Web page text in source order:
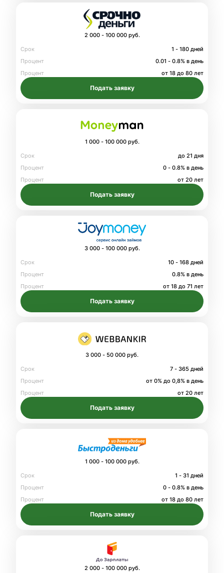
2 000 - 100 000 руб.
Срок
1 - 180 дней
Процент
0.01 - 0.8% в день
Процент
от 18 до 80 лет
Подать заявку
1 000 - 100 000 руб.
Срок
до 21 дня
Процент
0 - 0.8% в день
Процент
от 20 лет
Подать заявку
3 000 - 100 000 руб.
Срок
10 - 168 дней
Процент
0.8% в день
Процент
от 18 до 71 лет
Подать заявку
3 000 - 50 000 руб.
Срок
7 - 365 дней
Процент
от 0% до 0,8% в день
Процент
от 20 лет
Подать заявку
1 000 - 100 000 руб.
Срок
1 - 31 дней
Процент
0 - 0.8% в день
Процент
от 18 до 80 лет
Подать заявку
2 000 - 100 000 руб.